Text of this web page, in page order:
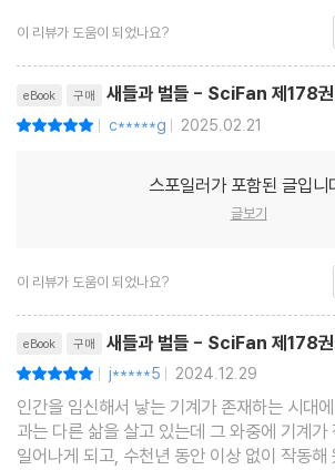
이 리뷰가 도움이 되었나요?
eBook 구매 새들과 벌들 - SciFan 제178권
| c*****g | 2025.02.21
스포일러가 포함된 글입니
글보기
이 리뷰가 도움이 되었나요?
eBook 구매 새들과 벌들 - SciFan 제178권
| j*****5 | 2024.12.29
인간을 임신해서 낳는 기계가 존재하는 시대
과는 다른 삶을 살고 있는데 그 와중에 기계가
일어나게 되고, 수천년 동안 이상 없이 작동해